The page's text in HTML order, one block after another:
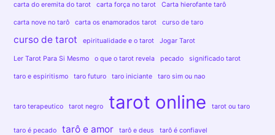
carta do eremita do tarot carta força no tarot Carta hierofante tarô
carta nove no tarô carta os enamorados tarot curso de taro
curso de tarot epiritualidade e o tarot Jogar Tarot
Ler Tarot Para Si Mesmo o que o tarot revela pecado significado tarot
taro e espiritismo taro futuro taro iniciante taro sim ou nao
taro terapeutico tarot negro tarot online tarot ou taro
taro é pecado tarô e amor tarô e deus tarô é confiavel